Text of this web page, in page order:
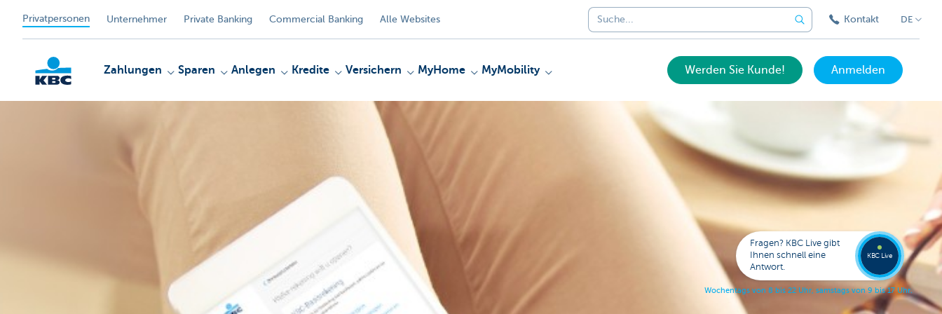
Privatpersonen Unternehmer Private Banking Commercial Banking Alle Websites Kontakt DE
Zahlungen Sparen Anlegen Kredite Versichern MyHome MyMobility Werden Sie Kunde! Anmelden
Fragen? KBC Live gibt
Ihnen schnell eine
Antwort.
Wochentags von 8 bis 22 Uhr, samstags von 9 bis 17 Uhr.
KBC Live
KBC
Live
078
353
138